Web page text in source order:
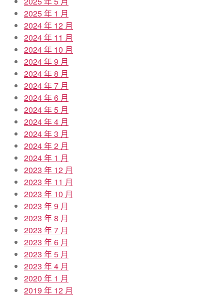
2025 年 1 月
2024 年 12 月
2024 年 11 月
2024 年 10 月
2024 年 9 月
2024 年 8 月
2024 年 7 月
2024 年 6 月
2024 年 5 月
2024 年 4 月
2024 年 3 月
2024 年 2 月
2024 年 1 月
2023 年 12 月
2023 年 11 月
2023 年 10 月
2023 年 9 月
2023 年 8 月
2023 年 7 月
2023 年 6 月
2023 年 5 月
2023 年 4 月
2020 年 1 月
2019 年 12 月